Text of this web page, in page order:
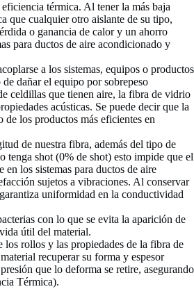
térmica. Al tener la más baja
que cualquier otro aislante de su tipo,
o ganancia de calor y un ahorro
para ductos de aire acondicionado y
a los sistemas, equipos o productos
dañar el equipo por sobrepeso
celdillas que tienen aire, la fibra de vidrio
acústicas. Se puede decir que la
los productos más eficientes en
de nuestra fibra, además del tipo de
tenga shot (0% de shot) esto impide que el
en los sistemas para ductos de aire
sujetos a vibraciones. Al conservar
uniformidad en la conductividad
con lo que se evita la aparición de
útil del material.
los rollos y las propiedades de la fibra de
recuperar su forma y espesor
que lo deforma se retire, asegurando
Térmica).